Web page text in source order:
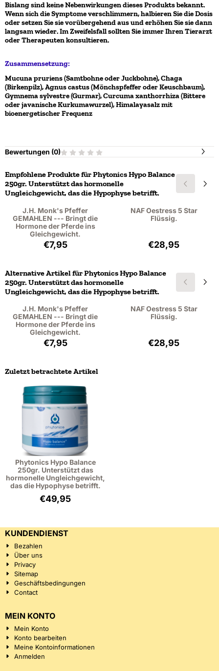
Bislang sind keine Nebenwirkungen dieses Produkts bekannt.
Wenn sich die Symptome verschlimmern, halbieren Sie die Dosis
oder setzen Sie sie vorübergehend aus und erhöhen Sie sie dann
langsam wieder. Im Zweifelsfall sollten Sie immer Ihren Tierarzt
oder Therapeuten konsultieren.
Zusammensetzung:
Mucuna pruriens (Samtbohne oder Juckbohne), Chaga
(Birkenpilz), Agnus castus (Mönchspfeffer oder Keuschbaum),
Gymnema sylvestre (Gurmar), Curcuma xanthorrhiza (Bittere
oder javanische Kurkumawurzel), Himalayasalz mit
bioenergetischer Frequenz
Bewertungen (0)
Empfohlene Produkte fürPhytonics Hypo Balance
250gr. Unterstützt das hormonelle
Ungleichgewicht, das die Hypophyse betrifft.
J.H. Monk's Pfeffer
GEMAHLEN --- Bringt die
Hormone der Pferde ins
Gleichgewicht.
Preis: 7,95, ohne MwSt.: 7,29
€7,95
NAF Oestress 5 Star
Flüssig.
Preis: 28,95,
€28,95
Alternative Artikel fürPhytonics Hypo Balance
250gr. Unterstützt das hormonelle
Ungleichgewicht, das die Hypophyse betrifft.
J.H. Monk's Pfeffer
GEMAHLEN --- Bringt die
Hormone der Pferde ins
Gleichgewicht.
Preis: 7,95, ohne MwSt.: 7,29
€7,95
NAF Oestress 5 Star
Flüssig.
Preis: 28,95,
€28,95
Zuletzt betrachtete Artikel
Phytonics Hypo Balance
250gr. Unterstützt das
hormonelle Ungleichgewicht,
das die Hypophyse betrifft.
€49,95
KUNDENDIENST
Bezahlen
Über uns
Privacy
Sitemap
Geschäftsbedingungen
Contact
MEIN KONTO
Mein Konto
Konto bearbeiten
Meine Kontoinformationen
Anmelden